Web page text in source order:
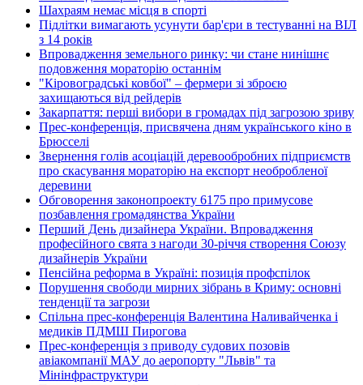
Шахраям немає місця в спорті
Підлітки вимагають усунути бар'єри в тестуванні на ВІЛ
з 14 років
Впровадження земельного ринку: чи стане нинішнє
подовження мораторію останнім
"Кіровоградські ковбої" – фермери зі зброєю
захищаються від рейдерів
Закарпаття: перші вибори в громадах під загрозою зриву
Прес-конференція, присвячена дням українського кіно в
Брюсселі
Звернення голів асоціацій деревообробних підприємств
про скасування мораторію на експорт необробленої
деревини
Обговорення законопроекту 6175 про примусове
позбавлення громадянства України
Перший День дизайнера України. Впровадження
професійного свята з нагоди 30-річчя створення Союзу
дизайнерів України
Пенсійна реформа в Україні: позиція профспілок
Порушення свободи мирних зібрань в Криму: основні
тенденції та загрози
Спільна прес-конференція Валентина Наливайченка і
медиків ПДМШ Пирогова
Прес-конференція з приводу судових позовів
авіакомпанії МАУ до аеропорту "Львів" та
Мінінфраструктури